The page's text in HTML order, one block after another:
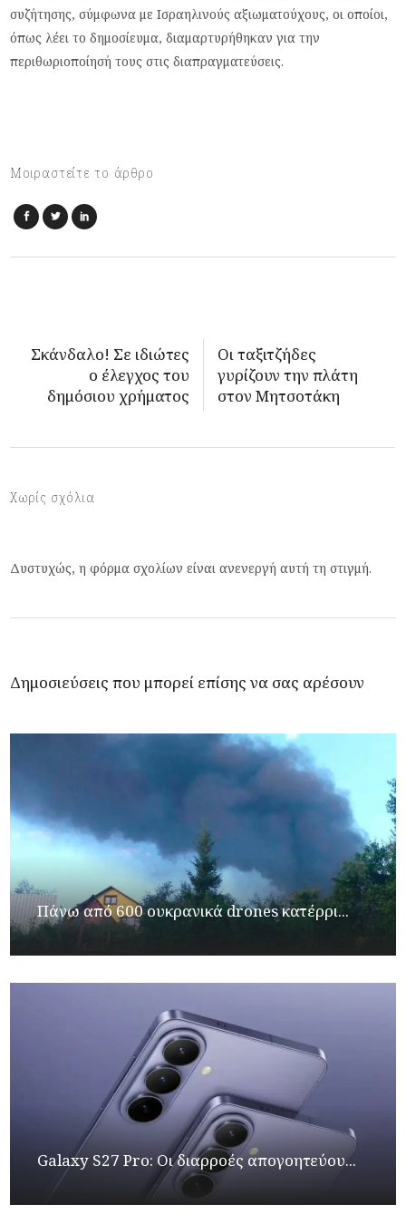
συζήτησης, σύμφωνα με Ισραηλινούς αξιωματούχους, οι οποίοι,
όπως λέει το δημοσίευμα, διαμαρτυρήθηκαν για την
περιθωριοποίησή τους στις διαπραγματεύσεις.
Μοιραστείτε το άρθρο
Σκάνδαλο! Σε ιδιώτες
ο έλεγχος του
δημόσιου χρήματος
Οι ταξιτζήδες
γυρίζουν την πλάτη
στον Μητσοτάκη
Χωρίς σχόλια
Δυστυχώς, η φόρμα σχολίων είναι ανενεργή αυτή τη στιγμή.
Δημοσιεύσεις που μπορεί επίσης να σας αρέσουν
Πάνω από 600 ουκρανικά drones κατέρρι...
Galaxy S27 Pro: Οι διαρροές απογοητεύου...